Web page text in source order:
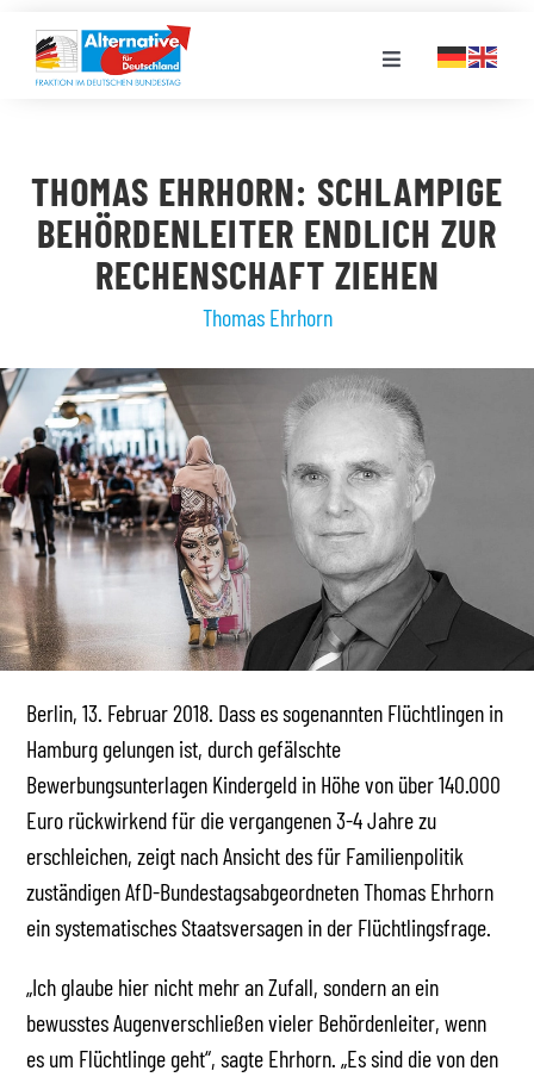
Inhalt
springen
Toggle
LANDESGRUPPEN
VERANSTALTUNGEN
PRESSE
STELLENPORTAL
MEDIATHEK
THOMAS EHRHORN: SCHLAMPIGE
BEHÖRDENLEITER ENDLICH ZUR
RECHENSCHAFT ZIEHEN
Thomas Ehrhorn
Berlin, 13. Februar 2018. Dass es sogenannten Flüchtlingen in
Hamburg gelungen ist, durch gefälschte
Bewerbungsunterlagen Kindergeld in Höhe von über 140.000
Euro rückwirkend für die vergangenen 3-4 Jahre zu
erschleichen, zeigt nach Ansicht des für Familienpolitik
zuständigen AfD-Bundestagsabgeordneten Thomas Ehrhorn
ein systematisches Staatsversagen in der Flüchtlingsfrage.
„Ich glaube hier nicht mehr an Zufall, sondern an ein
bewusstes Augenverschließen vieler Behördenleiter, wenn
es um Flüchtlinge geht“, sagte Ehrhorn. „Es sind die von den